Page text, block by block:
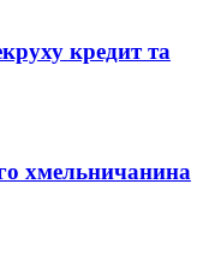
кредит та
хмельничанина